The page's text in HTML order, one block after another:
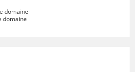
domaine
domaine